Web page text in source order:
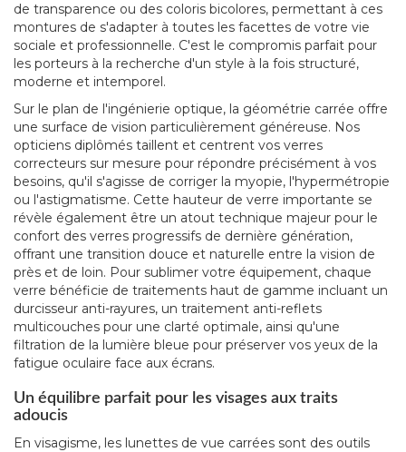
de transparence ou des coloris bicolores, permettant à ces
montures de s'adapter à toutes les facettes de votre vie
sociale et professionnelle. C'est le compromis parfait pour
les porteurs à la recherche d'un style à la fois structuré,
moderne et intemporel.
Sur le plan de l'ingénierie optique, la géométrie carrée offre
une surface de vision particulièrement généreuse. Nos
opticiens diplômés taillent et centrent vos verres
correcteurs sur mesure pour répondre précisément à vos
besoins, qu'il s'agisse de corriger la myopie, l'hypermétropie
ou l'astigmatisme. Cette hauteur de verre importante se
révèle également être un atout technique majeur pour le
confort des verres progressifs de dernière génération,
offrant une transition douce et naturelle entre la vision de
près et de loin. Pour sublimer votre équipement, chaque
verre bénéficie de traitements haut de gamme incluant un
durcisseur anti-rayures, un traitement anti-reflets
multicouches pour une clarté optimale, ainsi qu'une
filtration de la lumière bleue pour préserver vos yeux de la
fatigue oculaire face aux écrans.
Un équilibre parfait pour les visages aux traits
adoucis
En visagisme, les lunettes de vue carrées sont des outils